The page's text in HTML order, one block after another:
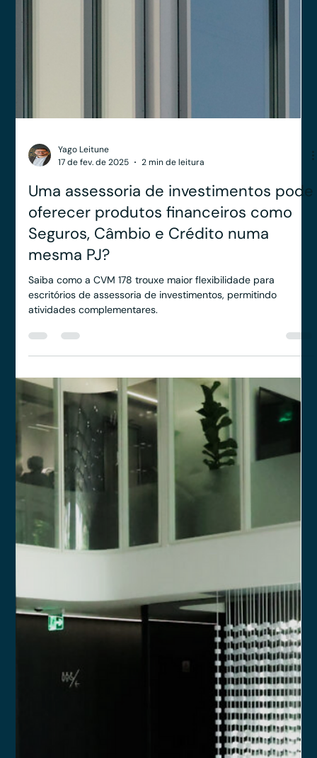
Yago Leitune
17 de fev. de 2025
2 min de leitura
Uma assessoria de investimentos pode
oferecer produtos financeiros como
Seguros, Câmbio e Crédito numa
Saiba como a CVM 178 trouxe maior flexibilidade para
escritórios de assessoria de investimentos, permitindo
atividades complementares.